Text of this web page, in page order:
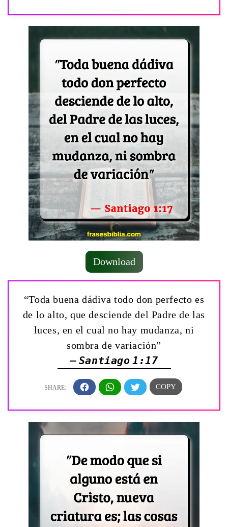
Download
“Toda buena dádiva todo don perfecto es
de lo alto, que desciende del Padre de las
luces, en el cual no hay mudanza, ni
sombra de variación”
— Santiago 1:17